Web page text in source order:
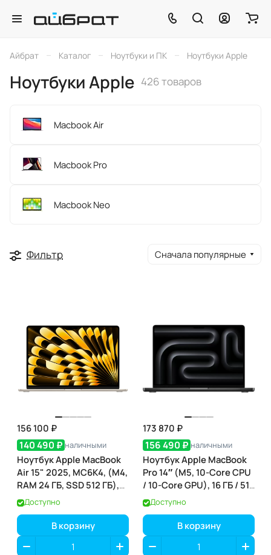
Айбрат – Каталог – Ноутбуки и ПК – Ноутбуки Apple
Ноутбуки Apple 426 товаров
Macbook Air
Macbook Pro
Macbook Neo
Фильтр Сначала популярные
156 100 ₽
140 490 ₽ наличными
Ноутбук Apple MacBook
Air 15" 2025, MC6K4, (M4,
RAM 24 ГБ, SSD 512 ГБ),
Звёздный свет
Доступно
В корзину
173 870 ₽
156 490 ₽ наличными
Ноутбук Apple MacBook
Pro 14″ (M5, 10-Core CPU
/ 10-Core GPU), 16 ГБ / 512
ГБ, Space Black (чёрный
космос) (MDE04)
Доступно
В корзину